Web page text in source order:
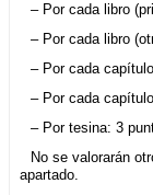
– Por cada libro
– Por cada libro
– Por cada
– Por cada
– Por tesina: 3
No se valorarán
apartado.